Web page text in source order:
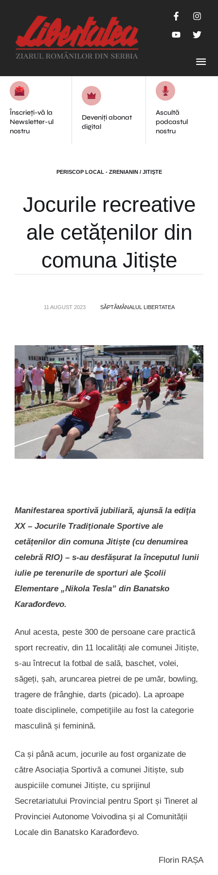
Înscrieți-vă la
Newsletter-ul
nostru
Deveniți abonat
digital
Ascultă
podcastul
nostru
PERISCOP LOCAL - ZRENIANIN / JITIŞTE
Jocurile recreative
ale cetățenilor din
comuna Jitiște
11 AUGUST 2023 SĂPTĂMÂNALUL LIBERTATEA
Manifestarea sportivă jubiliară, ajunsă la ediţia
XX – Jocurile Tradiționale Sportive ale
cetățenilor din comuna Jitiște (cu denumirea
celebră RIO) – s-au desfășurat la începutul lunii
iulie pe terenurile de sporturi ale Şcolii
Elementare „Nikola Tesla” din Banatsko
Karađorđevo.
Anul acesta, peste 300 de persoane care practică
sport recreativ, din 11 localități ale comunei Jitiște,
s-au întrecut la fotbal de sală, baschet, volei,
săgeți, șah, aruncarea pietrei de pe umăr, bowling,
tragere de frânghie, darts (picado). La aproape
toate disciplinele, competiţiile au fost la categorie
masculină și feminină.
Ca și până acum, jocurile au fost organizate de
către Asociația Sportivă a comunei Jitiște, sub
auspiciile comunei Jitiște, cu sprijinul
Secretariatului Provincial pentru Sport și Tineret al
Provinciei Autonome Voivodina și al Comunității
Locale din Banatsko Karađorđevo.
Florin RAȘA